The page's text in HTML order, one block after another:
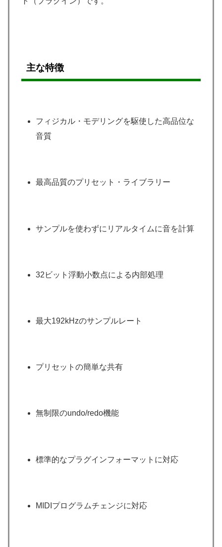
主な特徴
フィジカル・モデリングを駆使した高品位な
音質
最高品質のプリセット・ライブラリー
サンプルを使わずにリアルタイムに音を計算
32ビット浮動小数点による内部処理
最大192kHzのサンプルレート
プリセットの簡単な共有
無制限のundo/redo機能
標準的なプラグインフォーマットに対応
MIDIプログラムチェンジに対応